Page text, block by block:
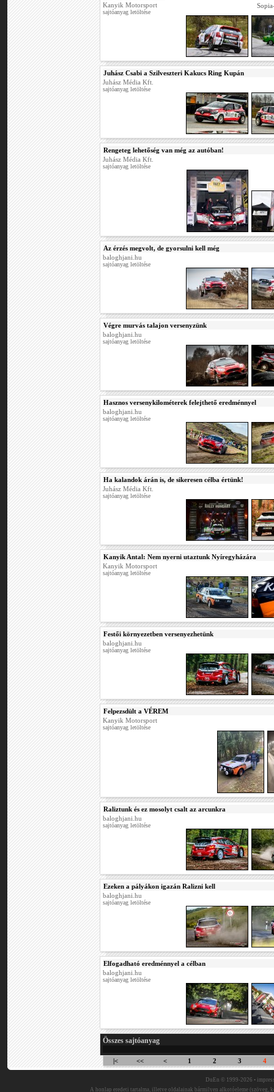
Kanyik Motorsport
sajtóanyag letöltése
Juhász Csabi a Szilveszteri Kakucs Ring Kupán
Juhász Média Kft.
sajtóanyag letöltése
Rengeteg lehetőség van még az autóban!
Juhász Média Kft.
sajtóanyag letöltése
Az érzés megvolt, de gyorsulni kell még
baloghjani.hu
sajtóanyag letöltése
Végre murvás talajon versenyzünk
baloghjani.hu
sajtóanyag letöltése
Hasznos versenykilométerek felejthető eredménnyel
baloghjani.hu
sajtóanyag letöltése
Ha kalandok árán is, de sikeresen célba értünk!
Juhász Média Kft.
sajtóanyag letöltése
Kanyik Antal: Nem nyerni utaztunk Nyíregyházára
Kanyik Motorsport
sajtóanyag letöltése
Festői környezetben versenyezhetünk
baloghjani.hu
sajtóanyag letöltése
Felpezsdült a VÉREM
Kanyik Motorsport
sajtóanyag letöltése
Raliztunk és ez mosolyt csalt az arcunkra
baloghjani.hu
sajtóanyag letöltése
Ezeken a pályákon igazán Ralizni kell
baloghjani.hu
sajtóanyag letöltése
Elfogadható eredménnyel a célban
baloghjani.hu
sajtóanyag letöltése
Összes sajtóanyag
|< << < 1 2 3 4
DuEn © 1999-2026 •
A honlap eredeti tartalma, illetve oldalainak bármilyen alkotóeleme (szöveg,